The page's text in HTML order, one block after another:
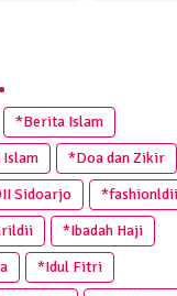
*Berita Islam
*Doa dan Zikir
Sidoarjo
*fashionldii
*Ibadah Haji
*Idul Fitri